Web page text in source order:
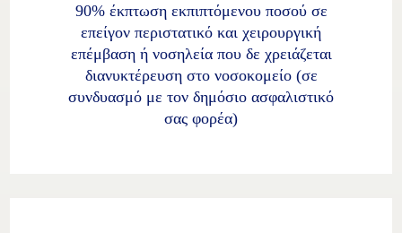
90% έκπτωση εκπιπτόμενου ποσού σε
επείγον περιστατικό και χειρουργική
επέμβαση ή νοσηλεία που δε χρειάζεται
διανυκτέρευση στο νοσοκομείο (σε
συνδυασμό με τον δημόσιο ασφαλιστικό
σας φορέα)